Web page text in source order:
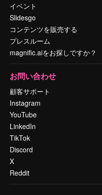
イベント
Slidesgo
コンテンツを販売する
プレスルーム
magnific.aiをお探しですか？
お問い合わせ
顧客サポート
Instagram
YouTube
LinkedIn
TikTok
Discord
X
Reddit